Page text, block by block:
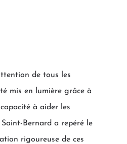
de tous les
mis en lumière grâce à
à aider les
Bernard a repéré le
rigoureuse de ces